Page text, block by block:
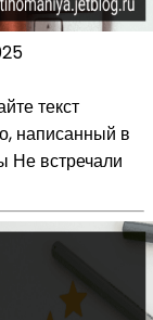
текст
написанный в
Не встречали